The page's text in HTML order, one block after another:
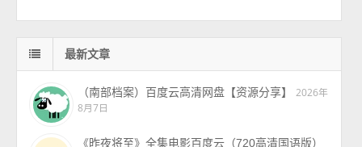
最新文章
（南部档案）百度云高清网盘【资源分享】
2026年
8月7日
《昨夜将至》全集电影百度云（720高清国语版）